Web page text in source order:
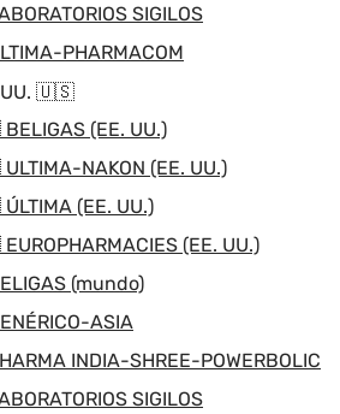
SIGILOS
PHARMACOM
UU. 🇺🇸
(EE. UU.)
NAKON (EE. UU.)
(EE. UU.)
(EE. UU.)
(mundo)
ASIA
INDIA-SHREE-POWERBOLIC
SIGILOS